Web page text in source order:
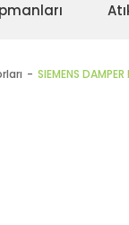
SIEMENS